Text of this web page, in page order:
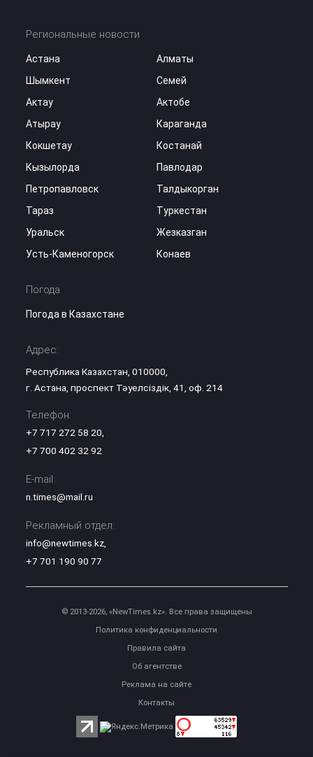
Региональные новости
Астана
Алматы
Шымкент
Семей
Актау
Актобе
Атырау
Караганда
Кокшетау
Костанай
Кызылорда
Павлодар
Петропавловск
Талдыкорган
Тараз
Туркестан
Уральск
Жезказган
Усть-Каменогорск
Конаев
Погода
Погода в Казахстане
Адрес:
Республика Казахстан, 010000,
г. Астана, проспект Тәуелсіздік, 41, оф. 214
Телефон:
+7 717 272 58 20,
+7 700 402 32 92
E-mail:
n.times@mail.ru
Рекламный отдел:
info@newtimes.kz,
+7 701 190 90 77
© 2013-2026, «NewTimes.kz». Все права защищены
Политика конфиденциальности
Правила сайта
Об агентстве
Реклама на сайте
Контакты